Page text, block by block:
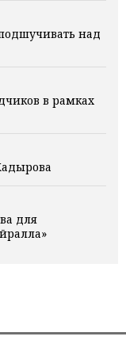
над
в рамках
для